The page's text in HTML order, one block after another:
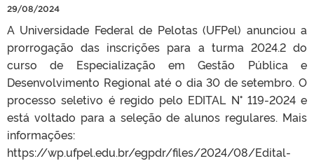
29/08/2024
A Universidade Federal de Pelotas (UFPel) anunciou a
prorrogação das inscrições para a turma 2024.2 do
curso de Especialização em Gestão Pública e
Desenvolvimento Regional até o dia 30 de setembro. O
processo seletivo é regido pelo EDITAL N° 119-2024 e
está voltado para a seleção de alunos regulares. Mais
informações:
https://wp.ufpel.edu.br/egpdr/files/2024/08/Edital-